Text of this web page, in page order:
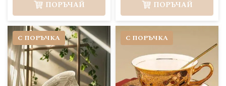
ПОРЪЧАЙ ПОРЪЧАЙ
С ПОРЪЧКА С ПОРЪЧКА